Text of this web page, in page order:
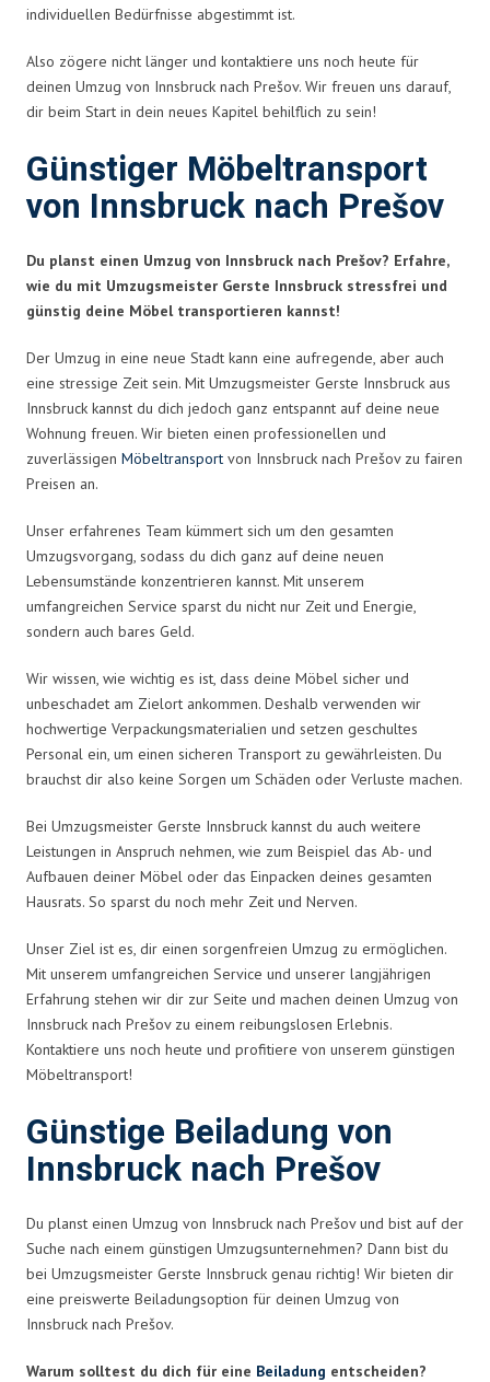
individuellen Bedürfnisse abgestimmt ist.
Also zögere nicht länger und kontaktiere uns noch heute für
deinen Umzug von Innsbruck nach Prešov. Wir freuen uns darauf,
dir beim Start in dein neues Kapitel behilflich zu sein!
Günstiger Möbeltransport
von Innsbruck nach Prešov
Du planst einen Umzug von Innsbruck nach Prešov? Erfahre,
wie du mit Umzugsmeister Gerste Innsbruck stressfrei und
günstig deine Möbel transportieren kannst!
Der Umzug in eine neue Stadt kann eine aufregende, aber auch
eine stressige Zeit sein. Mit Umzugsmeister Gerste Innsbruck aus
Innsbruck kannst du dich jedoch ganz entspannt auf deine neue
Wohnung freuen. Wir bieten einen professionellen und
zuverlässigen Möbeltransport von Innsbruck nach Prešov zu fairen
Preisen an.
Unser erfahrenes Team kümmert sich um den gesamten
Umzugsvorgang, sodass du dich ganz auf deine neuen
Lebensumstände konzentrieren kannst. Mit unserem
umfangreichen Service sparst du nicht nur Zeit und Energie,
sondern auch bares Geld.
Wir wissen, wie wichtig es ist, dass deine Möbel sicher und
unbeschadet am Zielort ankommen. Deshalb verwenden wir
hochwertige Verpackungsmaterialien und setzen geschultes
Personal ein, um einen sicheren Transport zu gewährleisten. Du
brauchst dir also keine Sorgen um Schäden oder Verluste machen.
Bei Umzugsmeister Gerste Innsbruck kannst du auch weitere
Leistungen in Anspruch nehmen, wie zum Beispiel das Ab- und
Aufbauen deiner Möbel oder das Einpacken deines gesamten
Hausrats. So sparst du noch mehr Zeit und Nerven.
Unser Ziel ist es, dir einen sorgenfreien Umzug zu ermöglichen.
Mit unserem umfangreichen Service und unserer langjährigen
Erfahrung stehen wir dir zur Seite und machen deinen Umzug von
Innsbruck nach Prešov zu einem reibungslosen Erlebnis.
Kontaktiere uns noch heute und profitiere von unserem günstigen
Möbeltransport!
Günstige Beiladung von
Innsbruck nach Prešov
Du planst einen Umzug von Innsbruck nach Prešov und bist auf der
Suche nach einem günstigen Umzugsunternehmen? Dann bist du
bei Umzugsmeister Gerste Innsbruck genau richtig! Wir bieten dir
eine preiswerte Beiladungsoption für deinen Umzug von
Innsbruck nach Prešov.
Warum solltest du dich für eine Beiladung entscheiden?